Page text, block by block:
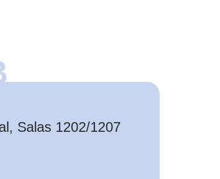
Salas 1202/1207